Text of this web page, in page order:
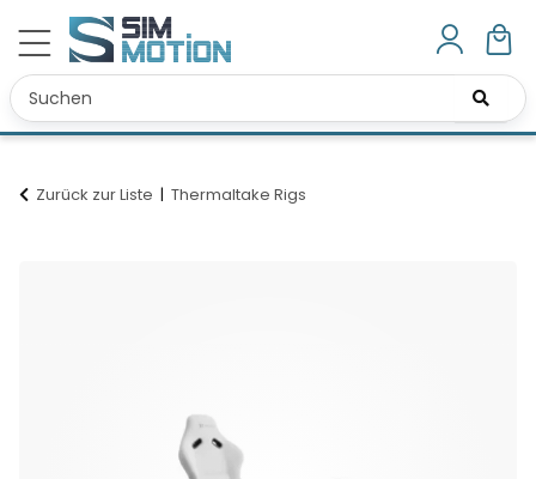
Zurück zur Liste Thermaltake Rigs